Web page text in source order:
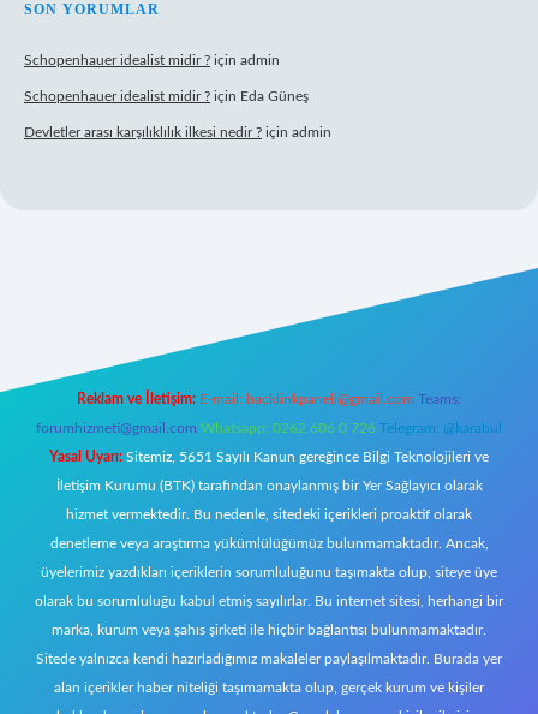
SON YORUMLAR
Schopenhauer idealist midir ? için admin
Schopenhauer idealist midir ? için Eda Güneş
Devletler arası karşılıklılık ilkesi nedir ? için admin
Reklam ve İletişim: E-mail: backlinkpaneli@gmail.com Teams:
forumhizmeti@gmail.com Whatsapp: 0262 606 0 726 Telegram: @karabul
Yasal Uyarı: Sitemiz, 5651 Sayılı Kanun gereğince Bilgi Teknolojileri ve
İletişim Kurumu (BTK) tarafından onaylanmış bir Yer Sağlayıcı olarak
hizmet vermektedir. Bu nedenle, sitedeki içerikleri proaktif olarak
denetleme veya araştırma yükümlülüğümüz bulunmamaktadır. Ancak,
üyelerimiz yazdıkları içeriklerin sorumluluğunu taşımakta olup, siteye üye
olarak bu sorumluluğu kabul etmiş sayılırlar. Bu internet sitesi, herhangi bir
marka, kurum veya şahıs şirketi ile hiçbir bağlantısı bulunmamaktadır.
Sitede yalnızca kendi hazırladığımız makaleler paylaşılmaktadır. Burada yer
alan içerikler haber niteliği taşımamakta olup, gerçek kurum ve kişiler